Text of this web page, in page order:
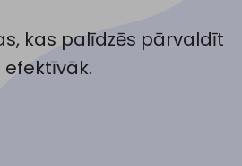
kas palīdzēs pārvaldīt
efektīvāk.